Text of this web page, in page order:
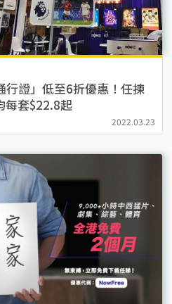
證」低至6折優惠！任揀
每套$22.8起
2022.03.23